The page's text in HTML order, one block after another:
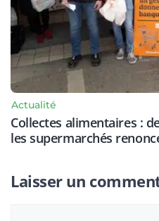
Actualité
Collectes alimentaires :
les supermarchés
Laisser un